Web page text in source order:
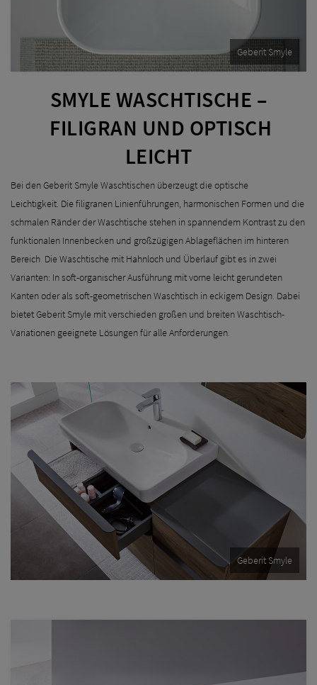
Geberit Smyle
SMYLE WASCHTISCHE –
FILIGRAN UND OPTISCH
LEICHT
Bei den Geberit Smyle Waschtischen überzeugt die optische
Leichtigkeit. Die filigranen Linienführungen, harmonischen Formen und die
schmalen Ränder der Waschtische stehen in spannendem Kontrast zu den
funktionalen Innenbecken und großzügigen Ablageflächen im hinteren
Bereich. Die Waschtische mit Hahnloch und Überlauf gibt es in zwei
Varianten: In soft-organischer Ausführung mit vorne leicht gerundeten
Kanten oder als soft-geometrischen Waschtisch in eckigem Design. Dabei
bietet Geberit Smyle mit verschieden großen und breiten Waschtisch-
Variationen geeignete Lösungen für alle Anforderungen.
Geberit Smyle